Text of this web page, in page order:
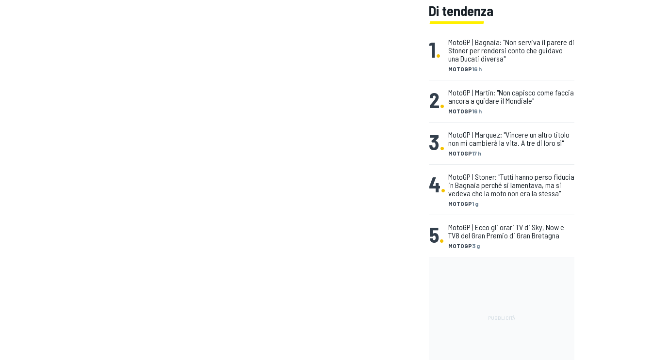
Di tendenza
1.
MOTOGP16 h
MotoGP | Bagnaia: "Non serviva il parere di
Stoner per rendersi conto che guidavo
una Ducati diversa"
2. MOTOGP16 h
MotoGP | Martin: "Non capisco come faccia
ancora a guidare il Mondiale"
3. MOTOGP17 h
MotoGP | Marquez: "Vincere un altro titolo
non mi cambierà la vita. A tre di loro sì"
4.
MOTOGP1 g
MotoGP | Stoner: "Tutti hanno perso fiducia
in Bagnaia perché si lamentava, ma si
vedeva che la moto non era la stessa"
5. MOTOGP3 g
MotoGP | Ecco gli orari TV di Sky, Now e
TV8 del Gran Premio di Gran Bretagna